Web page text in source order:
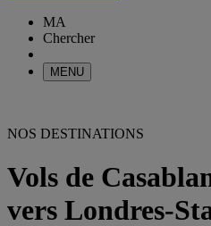
MA
Chercher
MENU
NOS DESTINATIONS
Vols de
vers Londres-